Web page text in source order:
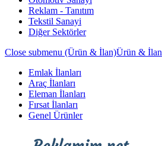
Reklam - Tanıtım
Tekstil Sanayi
Diğer Sektörler
Close submenu (Ürün & İlan)Ürün & İlan
Emlak İlanları
Araç İlanları
Eleman İlanları
Fırsat İlanları
Genel Ürünler